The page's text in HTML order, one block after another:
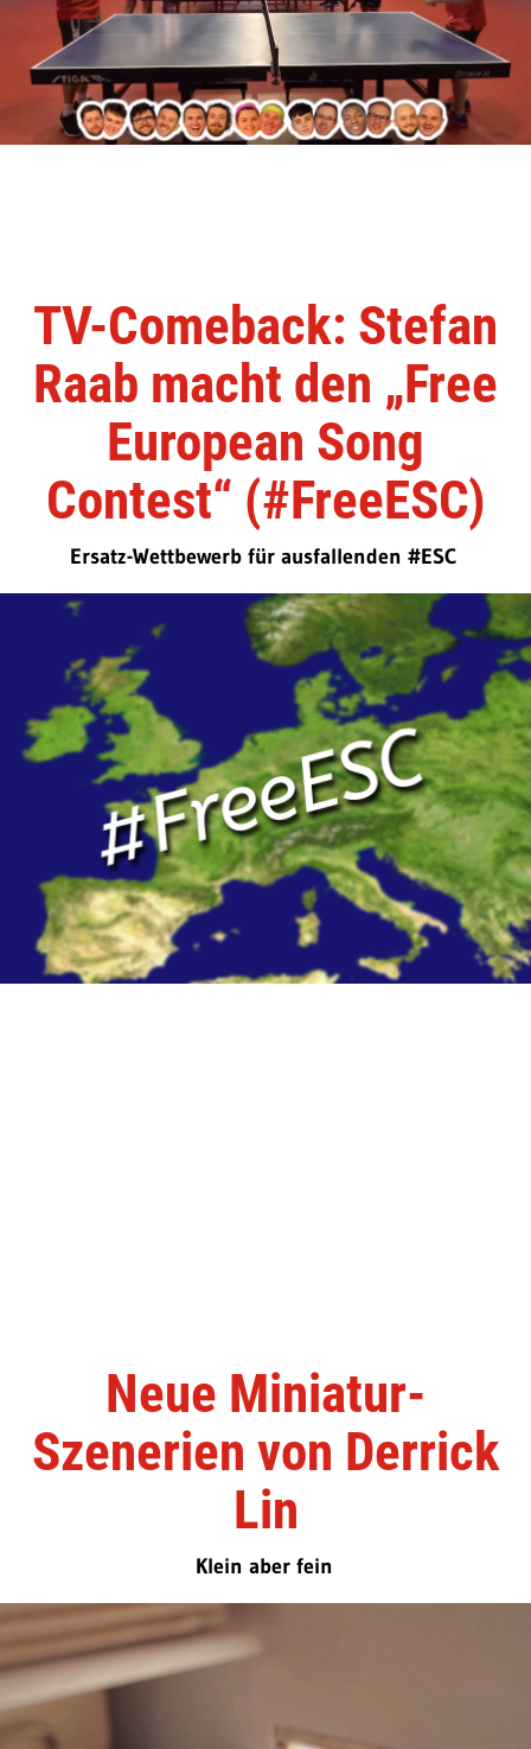
TV-Comeback: Stefan
Raab macht den „Free
European Song
Contest“ (#FreeESC)
Ersatz-Wettbewerb für ausfallenden #ESC
Neue Miniatur-
Szenerien von Derrick
Lin
Klein aber fein